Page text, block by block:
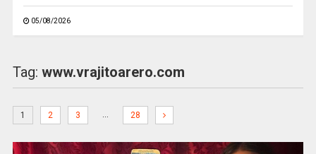
05/08/2026
Tag: www.vrajitoarero.com
1 2 3 … 28